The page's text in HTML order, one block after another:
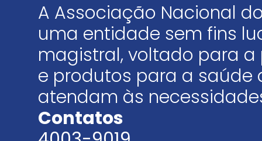
A Associação Nacional
uma entidade sem fins
magistral, voltado para
e produtos para a saúde
atendam às
Contatos